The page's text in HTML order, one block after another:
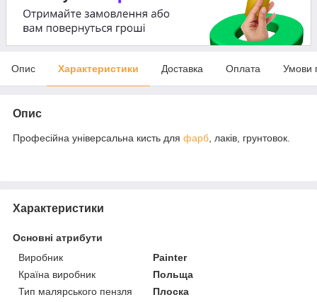
Опис Характеристики Доставка Оплата Умови
Опис
Професійна універсальна кисть для фарб, лаків, грунтовок.
Характеристики
Основні атрибути
Виробник
Painter
Країна виробник
Польща
Тип малярського пензля
Плоска